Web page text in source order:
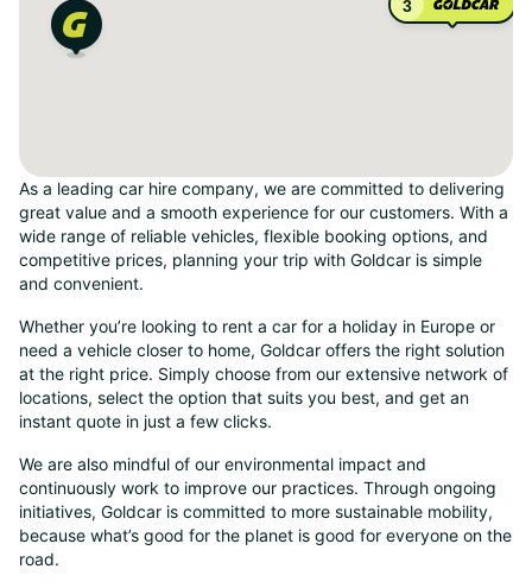
3
8
As a leading car hire company, we are committed to delivering
great value and a smooth experience for our customers. With a
wide range of reliable vehicles, flexible booking options, and
competitive prices, planning your trip with Goldcar is simple
and convenient.
Whether you’re looking to rent a car for a holiday in Europe or
need a vehicle closer to home, Goldcar offers the right solution
at the right price. Simply choose from our extensive network of
locations, select the option that suits you best, and get an
instant quote in just a few clicks.
We are also mindful of our environmental impact and
continuously work to improve our practices. Through ongoing
initiatives, Goldcar is committed to more sustainable mobility,
because what’s good for the planet is good for everyone on the
road.